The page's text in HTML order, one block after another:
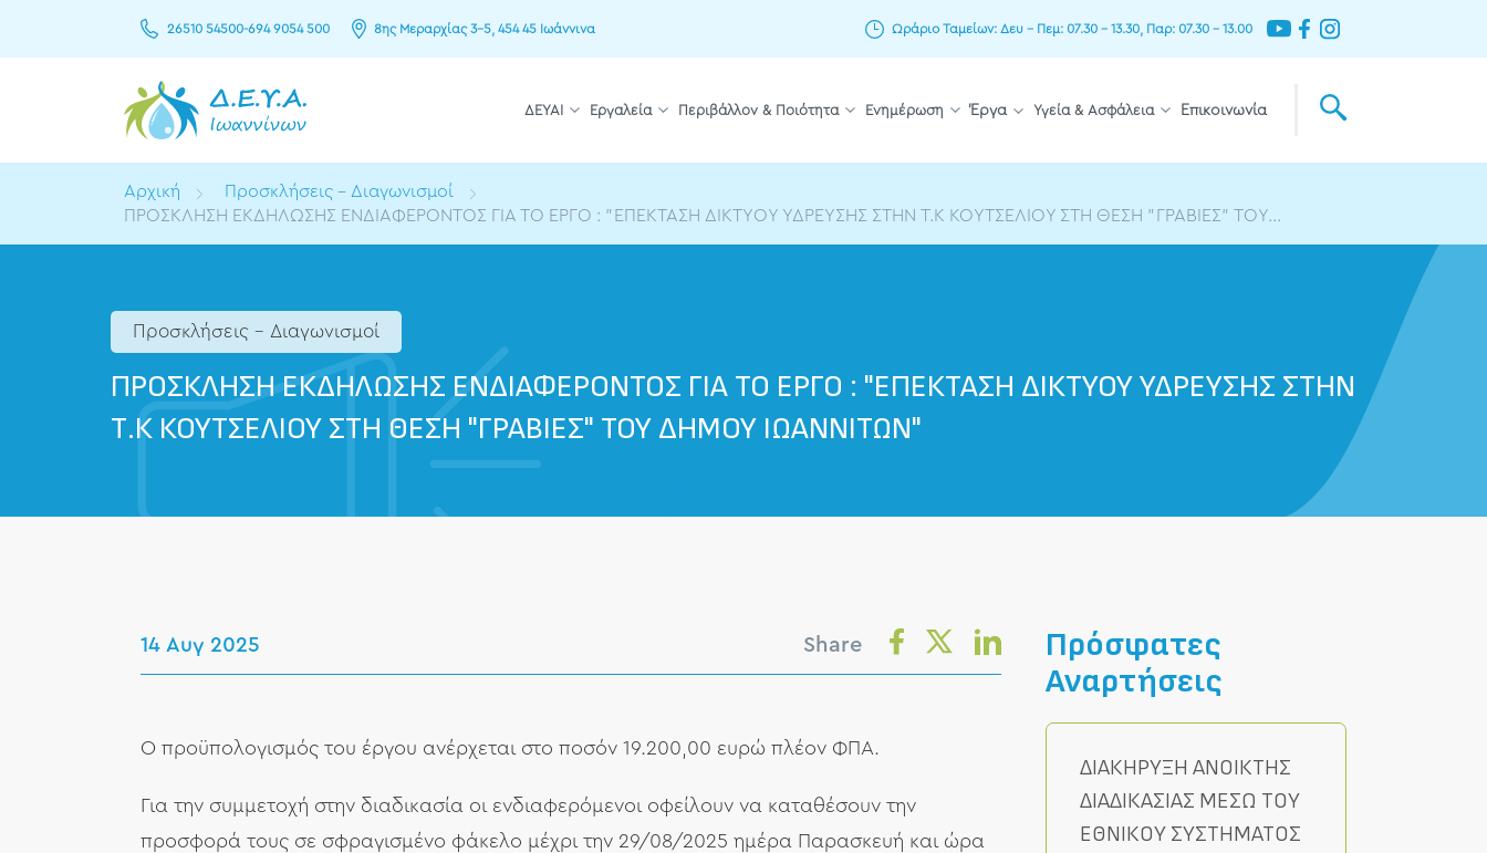
26510 54500-694 9054 500 8ης Μεραρχίας 3–5, 454 45 Ιωάννινα Ωράριο Ταμείων: Δευ – Πεμ: 07.30 – 13.30, Παρ: 07.30 – 13.00
ΔΕΥΑΙ Εργαλεία Περιβάλλον & Ποιότητα Ενημέρωση Έργα Υγεία & Ασφάλεια Επικοινωνία
Αρχική
Προσκλήσεις - Διαγωνισμοί
ΠΡΟΣΚΛΗΣΗ ΕΚΔΗΛΩΣΗΣ ΕΝΔΙΑΦΕΡΟΝΤΟΣ ΓΙΑ ΤΟ ΕΡΓΟ : "ΕΠΕΚΤΑΣΗ ΔΙΚΤΥΟΥ ΥΔΡΕΥΣΗΣ ΣΤΗΝ Τ.Κ ΚΟΥΤΣΕΛΙΟΥ ΣΤΗ ΘΕΣΗ "ΓΡΑΒΙΕΣ" ΤΟΥ...
Προσκλήσεις - Διαγωνισμοί
ΠΡΟΣΚΛΗΣΗ ΕΚΔΗΛΩΣΗΣ ΕΝΔΙΑΦΕΡΟΝΤΟΣ ΓΙΑ ΤΟ ΕΡΓΟ : "ΕΠΕΚΤΑΣΗ ΔΙΚΤΥΟΥ ΥΔΡΕΥΣΗΣ ΣΤΗΝ
Τ.Κ ΚΟΥΤΣΕΛΙΟΥ ΣΤΗ ΘΕΣΗ "ΓΡΑΒΙΕΣ" ΤΟΥ ΔΗΜΟΥ ΙΩΑΝΝΙΤΩΝ"
14 Αυγ 2025 Share
Ο προϋπολογισμός του έργου ανέρχεται στο ποσόν 19.200,00 ευρώ πλέον ΦΠΑ.
Για την συμμετοχή στην διαδικασία οι ενδιαφερόμενοι οφείλουν να καταθέσουν την
προσφορά τους σε σφραγισμένο φάκελο μέχρι την 29/08/2025 ημέρα Παρασκευή και ώρα
Πρόσφατες
Αναρτήσεις
ΔΙΑΚΗΡΥΞΗ ΑΝΟΙΚΤΗΣ
ΔΙΑΔΙΚΑΣΙΑΣ ΜΕΣΩ ΤΟΥ
ΕΘΝΙΚΟΥ ΣΥΣΤΗΜΑΤΟΣ